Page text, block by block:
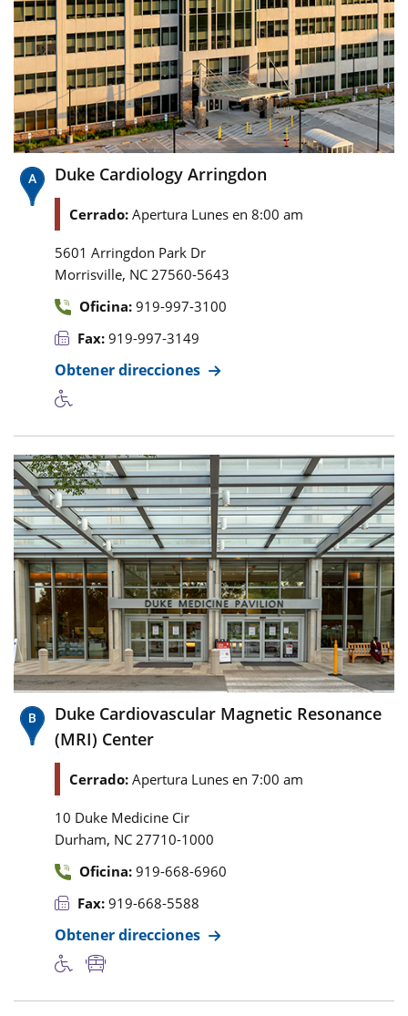
Duke Cardiology Arringdon
Cerrado: Apertura Lunes en 8:00 am
5601 Arringdon Park Dr
Morrisville, NC 27560-5643
Oficina: 919-997-3100
Fax: 919-997-3149
Obtener direcciones
Duke Cardiovascular Magnetic Resonance
(MRI) Center
Cerrado: Apertura Lunes en 7:00 am
10 Duke Medicine Cir
Durham, NC 27710-1000
Oficina: 919-668-6960
Fax: 919-668-5588
Obtener direcciones